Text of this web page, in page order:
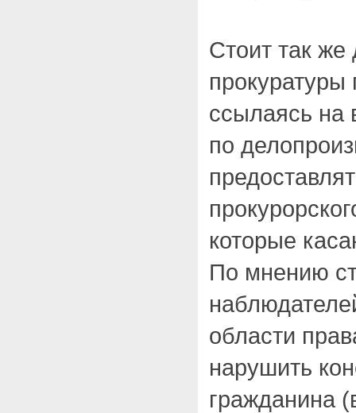
Стоит так же
прокуратуры
ссылаясь на
по
которые
По мнению
области
нарушить
гражданина